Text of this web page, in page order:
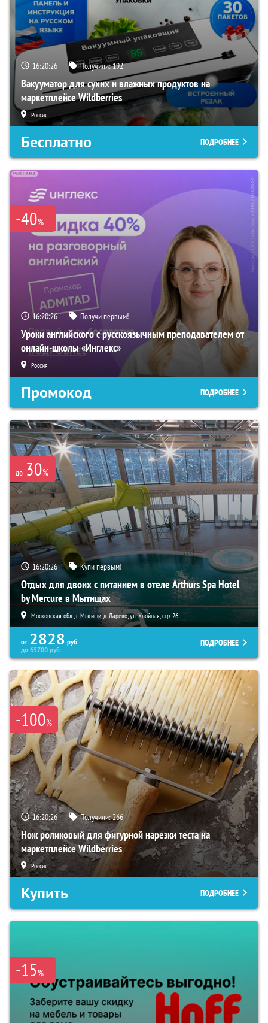
16:20:25 Получили:192
Вакууматор для сухих и влажных продуктов на
маркетплейсе Wildberries
Россия
Бесплатно ПОДРОБНЕЕ
-40%
16:20:25 Получи первым!
Уроки английского с русскоязычным преподавателем от
онлайн-школы «Инглекс»
Россия
Промокод ПОДРОБНЕЕ
до 30%
16:20:25 Купи первым!
Отдых для двоих с питанием в отеле Arthurs Spa Hotel
by Mercure в Мытищах
Московская обл., г. Мытищи, д. Ларево, ул. Хвойная, стр. 26
от 2828 руб.
до65700руб.
ПОДРОБНЕЕ
-100%
16:20:25 Получили:266
Нож роликовый для фигурной нарезки теста на
маркетплейсе Wildberries
Россия
Купить ПОДРОБНЕЕ
-15%